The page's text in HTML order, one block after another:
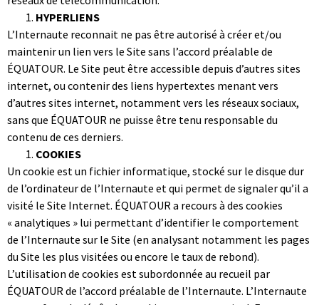
HYPERLIENS
L’Internaute reconnait ne pas être autorisé à créer et/ou
maintenir un lien vers le Site sans l’accord préalable de
ÉQUATOUR. Le Site peut être accessible depuis d’autres sites
internet, ou contenir des liens hypertextes menant vers
d’autres sites internet, notamment vers les réseaux sociaux,
sans que ÉQUATOUR ne puisse être tenu responsable du
contenu de ces derniers.
COOKIES
Un cookie est un fichier informatique, stocké sur le disque dur
de l’ordinateur de l’Internaute et qui permet de signaler qu’il a
visité le Site Internet. ÉQUATOUR a recours à des cookies
« analytiques » lui permettant d’identifier le comportement
de l’Internaute sur le Site (en analysant notamment les pages
du Site les plus visitées ou encore le taux de rebond).
L’utilisation de cookies est subordonnée au recueil par
ÉQUATOUR de l’accord préalable de l’Internaute. L’Internaute